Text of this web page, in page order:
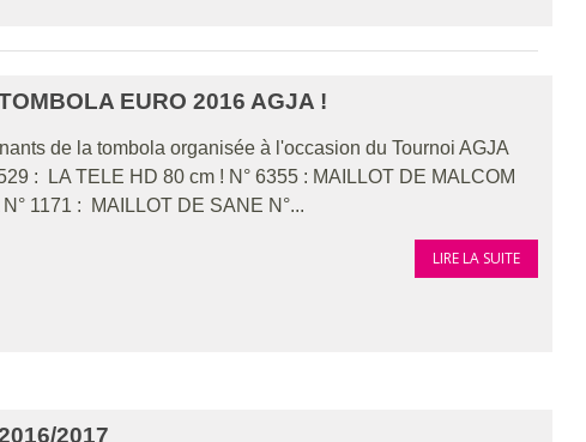
EURO 2016 AGJA !
de la tombola organisée à l'occasion du Tournoi AGJA
: LA TELE HD 80 cm ! N° 6355 : MAILLOT DE MALCOM
1171 : MAILLOT DE SANE N°...
LIRE LA SUITE
2017